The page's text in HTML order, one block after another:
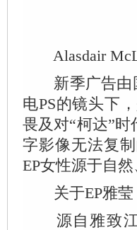
Alasdair
新季广告由国
电PS的镜头下
畏及对“柯达”
字影像无法复
EP女性源于自
关于EP雅莹
源自雅致江